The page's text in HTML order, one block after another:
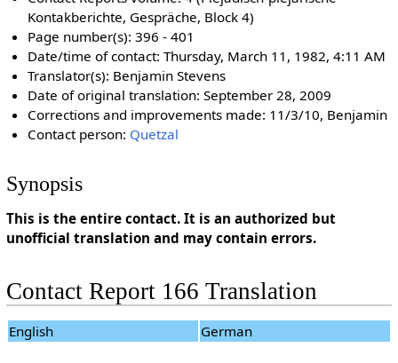
Kontakberichte, Gespräche, Block 4)
Page number(s): 396 - 401
Date/time of contact: Thursday, March 11, 1982, 4:11 AM
Translator(s): Benjamin Stevens
Date of original translation: September 28, 2009
Corrections and improvements made: 11/3/10, Benjamin
Contact person: Quetzal
Synopsis
This is the entire contact. It is an authorized but
unofficial translation and may contain errors.
Contact Report 166 Translation
English German